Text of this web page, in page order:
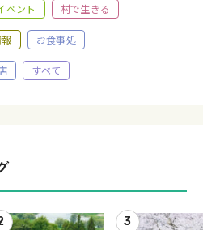
ベント 村で生きる
お食事処
すべて